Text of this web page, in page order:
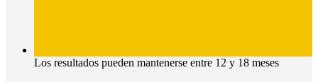
Los resultados pueden mantenerse entre 12 y 18 meses